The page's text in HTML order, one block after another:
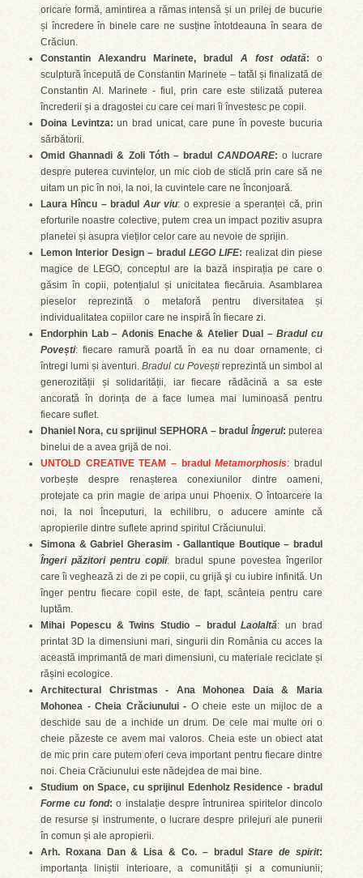
oricare formă, amintirea a rămas intensă și un prilej de bucurie
și încredere în binele care ne susține întotdeauna în seara de
Crăciun.
Constantin Alexandru Marinete, bradul A fost odată:o
sculptură începută de Constantin Marinete – tatăl și finalizată de
Constantin Al. Marinete - fiul, prin care este stilizată puterea
încrederii și a dragostei cu care cei mari îi învestesc pe copii.
Doina Levintza:un brad unicat, care pune în poveste bucuria
sărbătorii.
Omid Ghannadi & Zoli Tóth – bradul CANDOARE: o lucrare
despre puterea cuvintelor, un mic ciob de sticlă prin care să ne
uitam un pic în noi, la noi, la cuvintele care ne înconjoară.
Laura Hîncu – bradul Aur viu: o expresie a speranței că, prin
eforturile noastre colective, putem crea un impact pozitiv asupra
planetei și asupra vieților celor care au nevoie de sprijin.
Lemon Interior Design – bradul LEGO LIFE: realizat din piese
magice de LEGO, conceptul are la bază inspirația pe care o
găsim în copii, potențialul și unicitatea fiecăruia. Asamblarea
pieselor reprezintă o metaforă pentru diversitatea și
individualitatea copiilor care ne inspiră în fiecare zi.
Endorphin Lab – Adonis Enache & Atelier Dual –Bradul cu
Povești: fiecare ramură poartă în ea nu doar ornamente, ci
întregi lumi și aventuri.Bradul cu Poveștireprezintă un simbol al
generozității și solidarității, iar fiecare rădăcină a sa este
ancorată în dorința de a face lumea mai luminoasă pentru
fiecare suflet.
Dhaniel Nora, cu sprijinul SEPHORA – bradul Îngerul: puterea
binelui de a avea grijă de noi.
UNTOLD CREATIVE TEAM – bradulMetamorphosis: bradul
vorbește despre renașterea conexiunilor dintre oameni,
protejate ca prin magie de aripa unui Phoenix. O întoarcere la
noi, la noi începuturi, la echilibru, o aducere aminte că
apropierile dintre suflete aprind spiritul Crăciunului.
Simona & Gabriel Gherasim - Gallantique Boutique – bradul
Îngeri păzitori pentru copii: bradul spune povestea îngerilor
care îi veghează zi de zi pe copii, cu grijă şi cu iubire infinită. Un
înger pentru fiecare copil este, de fapt, scânteia pentru care
luptăm.
Mihai Popescu & Twins Studio – bradulLaolaltă: un brad
printat 3D la dimensiuni mari, singurii din România cu acces la
această imprimantă de mari dimensiuni, cu materiale reciclate și
rășini ecologice.
Architectural Christmas - Ana Mohonea Daia & Maria
Mohonea -Cheia Crăciunului - O cheie este un mijloc de a
deschide sau de a inchide un drum. De cele mai multe ori o
cheie păzeste ce avem mai valoros. Cheia este un obiect atat
de mic prin care putem oferi ceva important pentru fiecare dintre
noi. Cheia Crăciunului este nădejdea de mai bine.
Studium on Space, cu sprijinul Edenholz Residence - bradul
Forme cu fond:o instalație despre întrunirea spiritelor dincolo
de resurse și instrumente, o lucrare despre prilejuri ale punerii
în comun și ale apropierii.
Arh. Roxana Dan & Lisa & Co. – bradulStare de spirit:
importanța liniștii interioare, a comunității și a comuniunii;